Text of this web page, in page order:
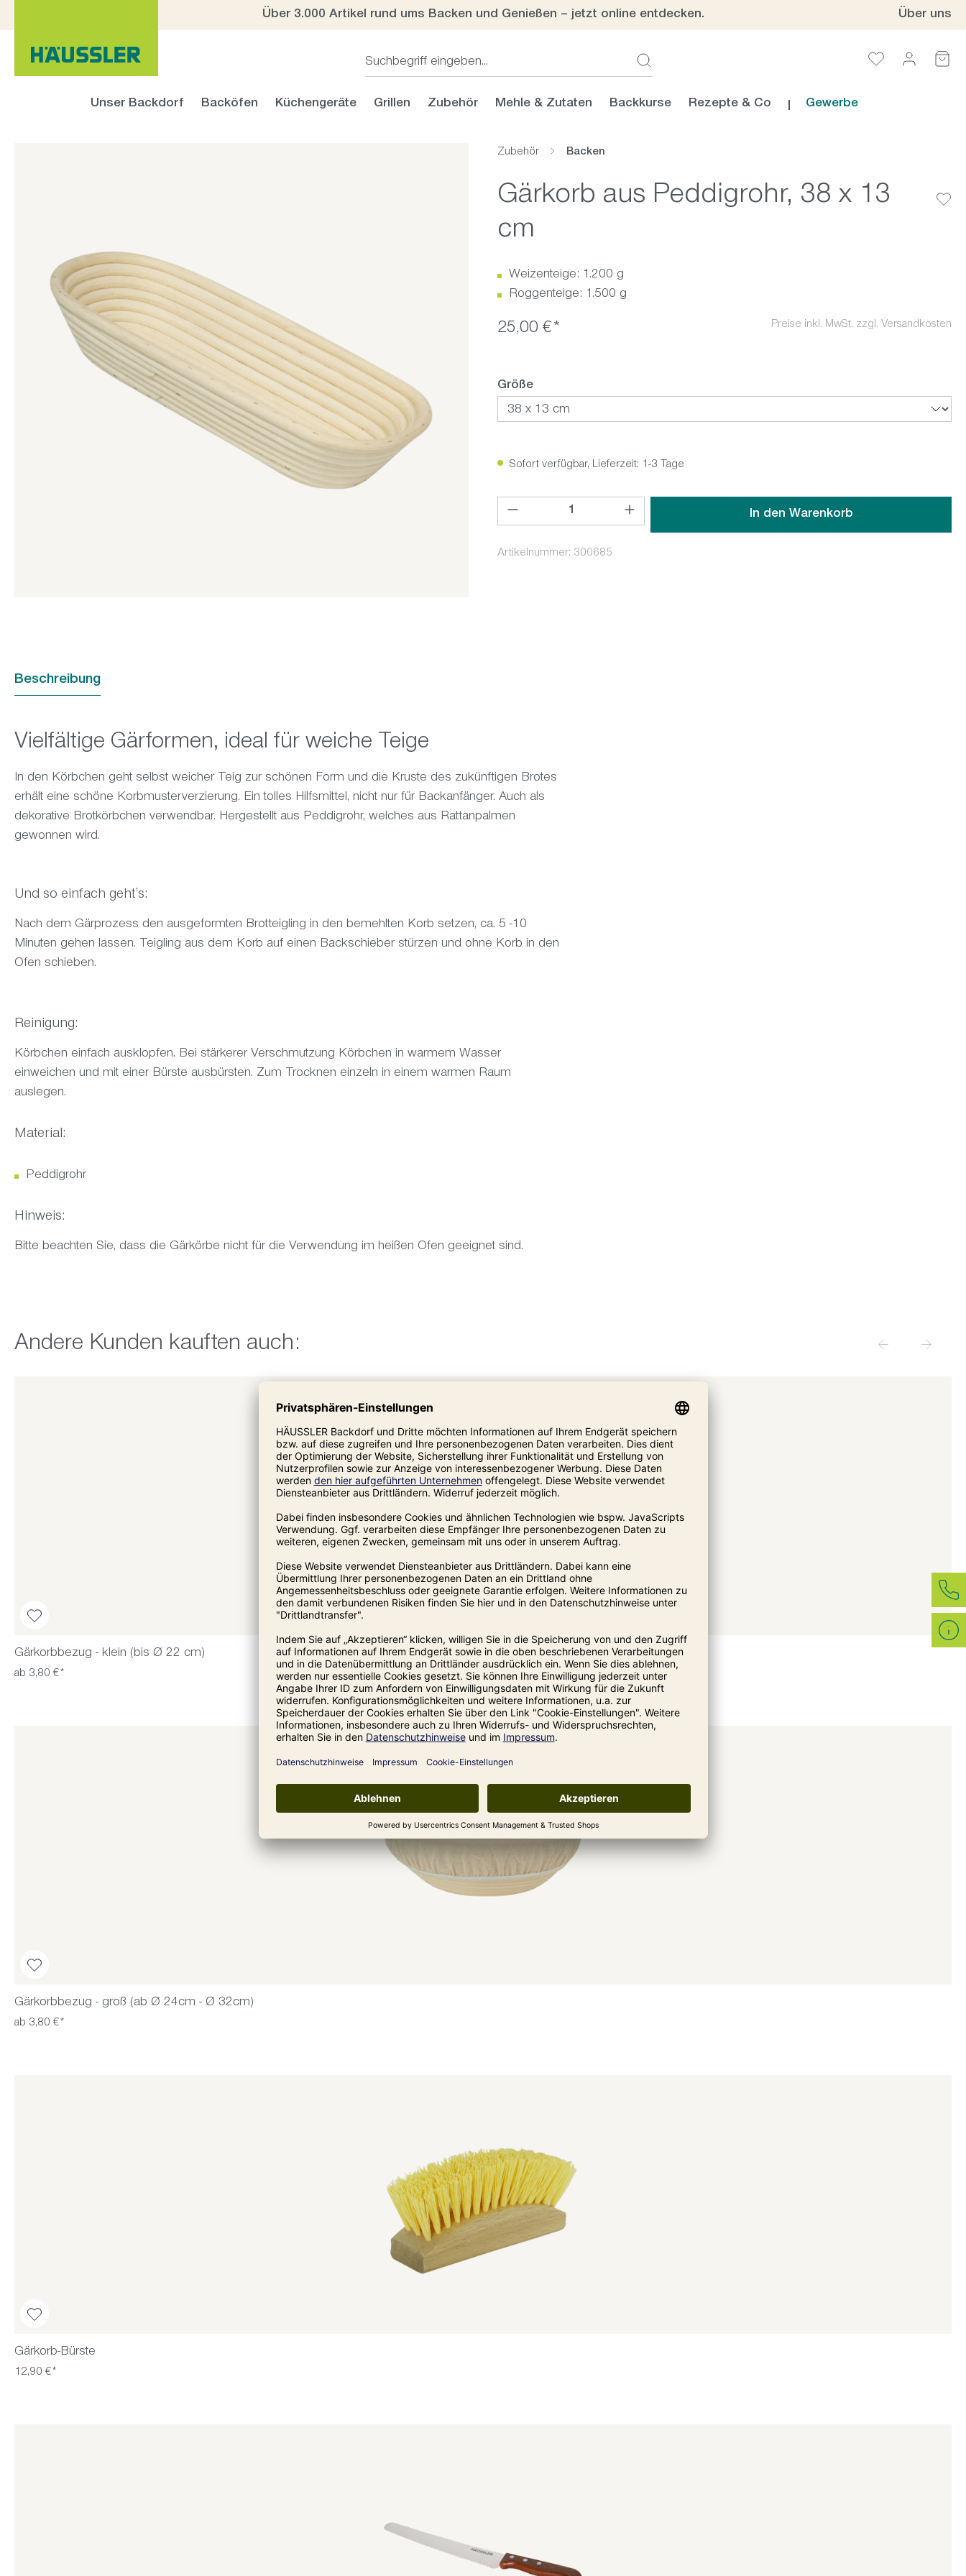
Über 3.000 Artikel rund ums Backen und Genießen – jetzt online entdecken. Über uns
Unser Backdorf Backöfen Küchengeräte Grillen Zubehör Mehle & Zutaten Backkurse Rezepte & Co Gewerbe
Zubehör Backen
Gärkorb aus Peddigrohr, 38 x 13
cm
Weizenteige: 1.200 g
Roggenteige: 1.500 g
25,00 €* Preise inkl. MwSt. zzgl. Versandkosten
Größeauswählen
Sofort verfügbar, Lieferzeit: 1-3 Tage
Produkt Anzahl: Gib den gewünschten Wert ein oder benutze die Schaltflächen um die
In den Warenkorb
Artikelnummer: 300685
Beschreibung
Vielfältige Gärformen, ideal für weiche Teige
In den Körbchen geht selbst weicher Teig zur schönen Form und die Kruste des zukünftigen Brotes
erhält eine schöne Korbmusterverzierung. Ein tolles Hilfsmittel, nicht nur für Backanfänger. Auch als
dekorative Brotkörbchen verwendbar. Hergestellt aus Peddigrohr, welches aus Rattanpalmen
gewonnen wird.
Und so einfach gehtʼs:
Nach dem Gärprozess den ausgeformten Brotteigling in den bemehlten Korb setzen, ca. 5 -10
Minuten gehen lassen. Teigling aus dem Korb auf einen Backschieber stürzen und ohne Korb in den
Ofen schieben.
Reinigung:
Körbchen einfach ausklopfen. Bei stärkerer Verschmutzung Körbchen in warmem Wasser
einweichen und mit einer Bürste ausbürsten. Zum Trocknen einzeln in einem warmen Raum
auslegen.
Material:
Peddigrohr
Hinweis:
Bitte beachten Sie, dass die Gärkörbe nicht für die Verwendung im heißen Ofen geeignet sind.
Produktgalerie überspringen
Andere Kunden kauften auch:
Gärkorbbezug - klein (bis Ø 22 cm)
ab 3,80 €*
Gärkorbbezug - groß (ab Ø 24cm - Ø 32cm)
ab 3,80 €*
Gärkorb-Bürste
12,90 €*